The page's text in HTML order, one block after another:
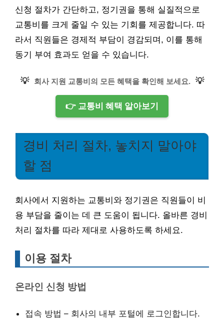
신청 절차가 간단하고, 정기권을 통해 실질적으로
교통비를 크게 줄일 수 있는 기회를 제공합니다. 따
라서 직원들은 경제적 부담이 경감되며, 이를 통해
동기 부여 효과도 얻을 수 있습니다.
💡 회사 지원 교통비의 모든 혜택을 확인해 보세요. 💡
👉 교통비 혜택 알아보기
경비 처리 절차, 놓치지 말아야
할 점
회사에서 지원하는 교통비와 정기권은 직원들이 비
용 부담을 줄이는 데 큰 도움이 됩니다. 올바른 경비
처리 절차를 따라 제대로 사용하도록 하세요.
이용 절차
온라인 신청 방법
접속 방법 – 회사의 내부 포털에 로그인합니다.